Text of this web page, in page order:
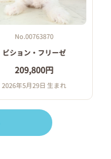
No.00763870
ビション・フリーゼ
209,800円
2026年5月29日 生まれ